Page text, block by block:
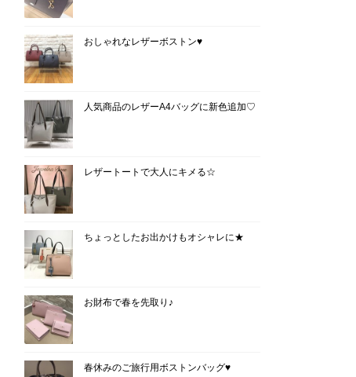
おしゃれなレザーボストン♥
人気商品のレザーA4バッグに新色追加♡
レザートートで大人にキメる☆
ちょっとしたお出かけもオシャレに★
お財布で春を先取り♪
春休みのご旅行用ボストンバッグ♥